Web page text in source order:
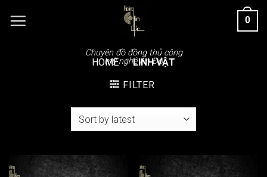
đến
Chuyên đồ đồng thủ công
mỹ nghệ Ấn Độ
0
HOME / LINH VẬT
FILTER